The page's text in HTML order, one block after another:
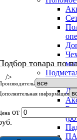
/>
товара по
информация
от